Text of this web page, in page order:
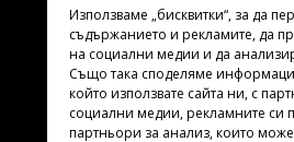
рабoтно време:
Използваме „бисквитки“, за да
съдържанието и рекламите, да
на социални медии и да
Също така споделяме
който използвате сайта ни, с
социални медии, рекламните си
партньори за анализ, които